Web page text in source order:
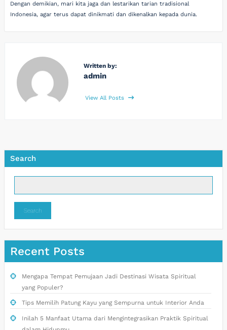
Dengan demikian, mari kita jaga dan lestarikan tarian tradisional
Indonesia, agar terus dapat dinikmati dan dikenalkan kepada dunia.
Written by:
admin
View All Posts
Search
Search
Recent Posts
Mengapa Tempat Pemujaan Jadi Destinasi Wisata Spiritual
yang Populer?
Tips Memilih Patung Kayu yang Sempurna untuk Interior Anda
Inilah 5 Manfaat Utama dari Mengintegrasikan Praktik Spiritual